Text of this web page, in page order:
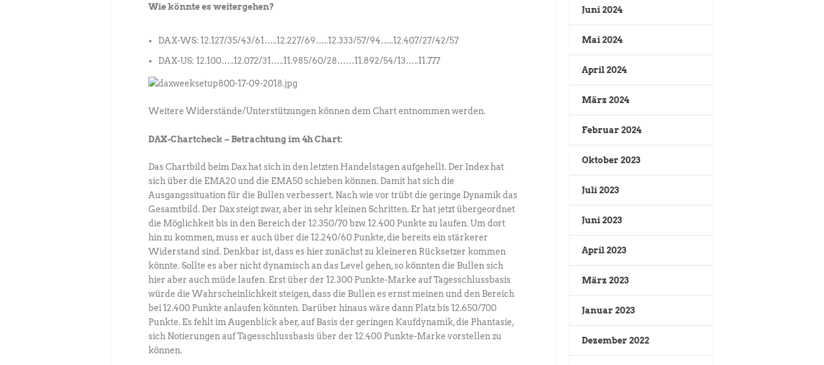
Wie könnte es weitergehen?
DAX-WS: 12.127/35/43/61…..12.227/69…..12.333/57/94…..12.407/27/42/57
DAX-US: 12.100…..12.072/31…..11.985/60/28……11.892/54/13…..11.777
Weitere Widerstände/Unterstützungen können dem Chart entnommen werden.
DAX-Chartcheck – Betrachtung im 4h Chart:
Das Chartbild beim Dax hat sich in den letzten Handelstagen aufgehellt. Der Index hat
sich über die EMA20 und die EMA50 schieben können. Damit hat sich die
Ausgangssituation für die Bullen verbessert. Nach wie vor trübt die geringe Dynamik das
Gesamtbild. Der Dax steigt zwar, aber in sehr kleinen Schritten. Er hat jetzt übergeordnet
die Möglichkeit bis in den Bereich der 12.350/70 bzw. 12.400 Punkte zu laufen. Um dort
hin zu kommen, muss er auch über die 12.240/60 Punkte, die bereits ein stärkerer
Widerstand sind. Denkbar ist, dass es hier zunächst zu kleineren Rücksetzer kommen
könnte. Sollte es aber nicht dynamisch an das Level gehen, so könnten die Bullen sich
hier aber auch müde laufen. Erst über der 12.300 Punkte-Marke auf Tagesschlussbasis
würde die Wahrscheinlichkeit steigen, dass die Bullen es ernst meinen und den Bereich
bei 12.400 Punkte anlaufen könnten. Darüber hinaus wäre dann Platz bis 12.650/700
Punkte. Es fehlt im Augenblick aber, auf Basis der geringen Kaufdynamik, die Phantasie,
sich Notierungen auf Tagesschlussbasis über der 12.400 Punkte-Marke vorstellen zu
können.
Juni 2024
Mai 2024
April 2024
März 2024
Februar 2024
Oktober 2023
Juli 2023
Juni 2023
April 2023
März 2023
Januar 2023
Dezember 2022